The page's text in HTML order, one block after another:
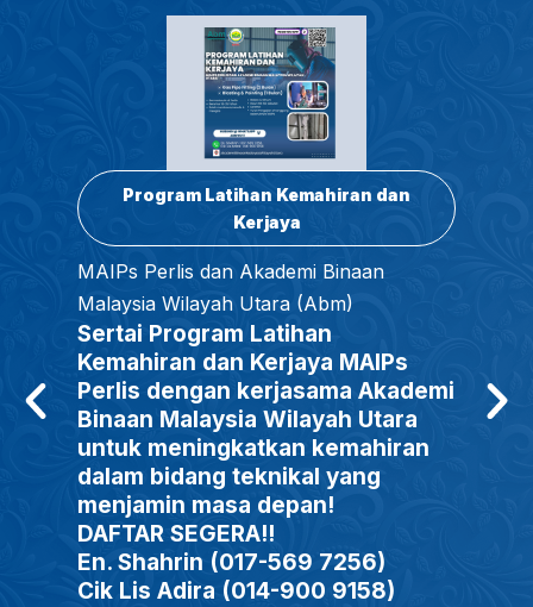
Program Latihan Kemahiran dan
Kerjaya
MAIPs Perlis dan Akademi Binaan
Malaysia Wilayah Utara (Abm)
Sertai Program Latihan
Kemahiran dan Kerjaya MAIPs
Perlis dengan kerjasama Akademi
Binaan Malaysia Wilayah Utara
untuk meningkatkan kemahiran
dalam bidang teknikal yang
menjamin masa depan!
DAFTAR SEGERA!!
En. Shahrin (017-569 7256)
Cik Lis Adira (014-900 9158)